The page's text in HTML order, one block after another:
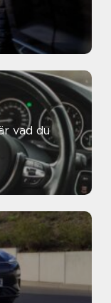
vad du